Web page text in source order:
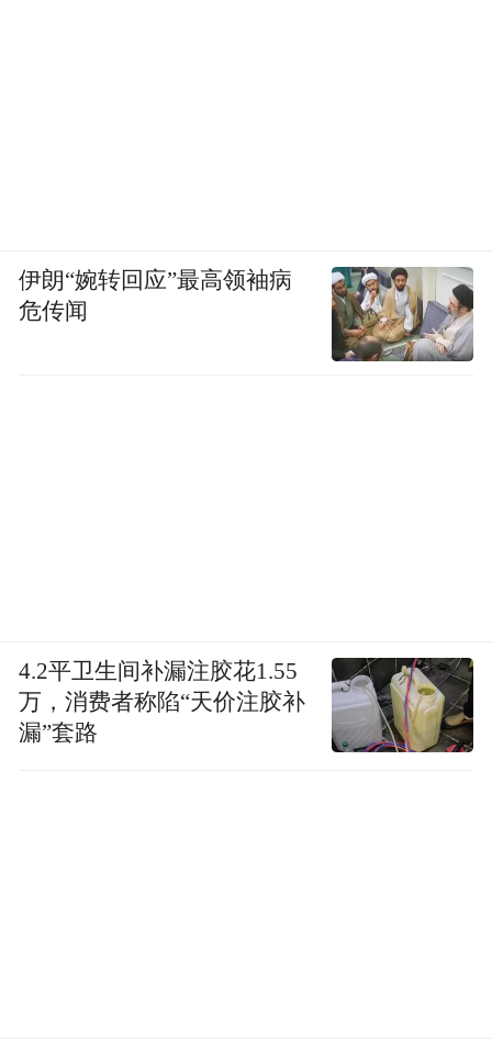
伊朗“婉转回应”最高领袖病
危传闻
4.2平卫生间补漏注胶花1.55
万，消费者称陷“天价注胶补
漏”套路